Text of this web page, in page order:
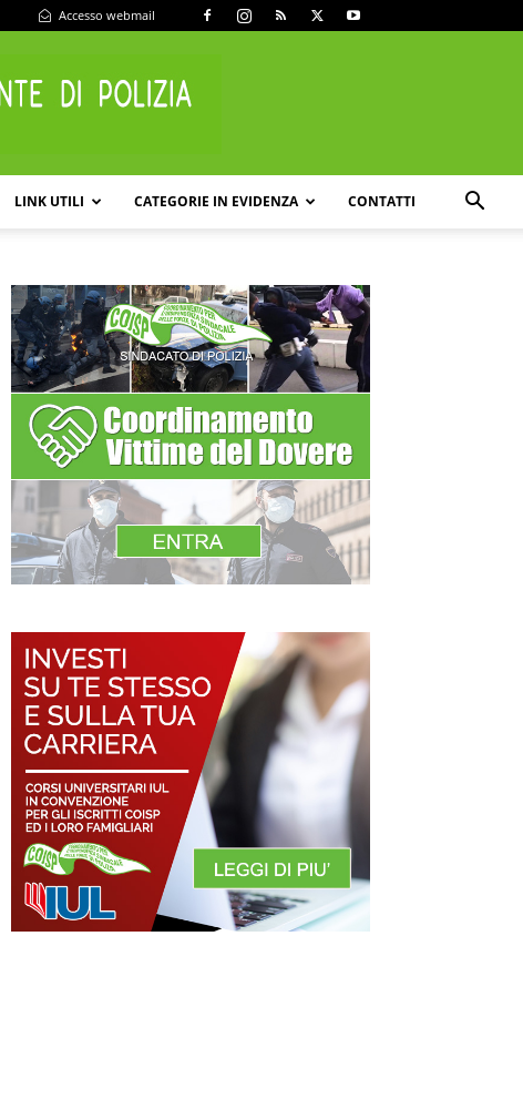
Accesso webmail
LINK UTILI CATEGORIE IN EVIDENZA CONTATTI